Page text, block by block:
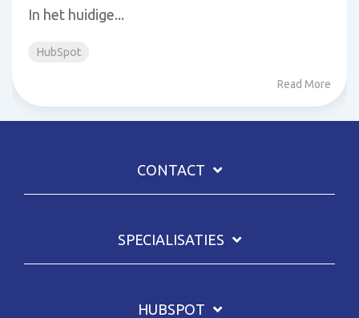
In het huidige...
HubSpot
Read More
CONTACT
SPECIALISATIES
HUBSPOT